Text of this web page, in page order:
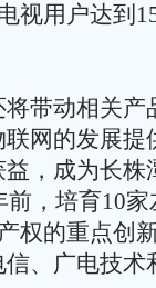
视用户达到
带动相关产
网的发展提
，成为长株
，培育10
权的重点创
、广电技术